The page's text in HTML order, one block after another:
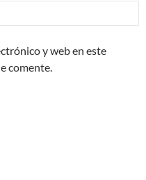
y web en este
comente.